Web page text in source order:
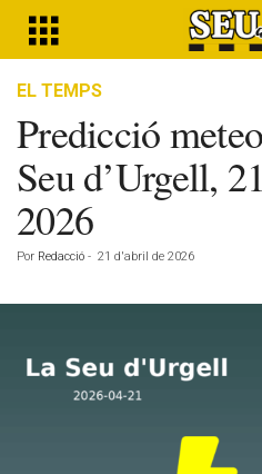
EL TEMPS
Predicció
Seu d’Urgell,
2026
Por Redacció - 21 d'abril de 2026